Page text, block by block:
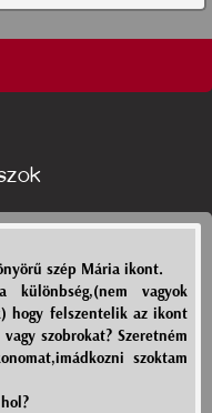
szép Mária ikont.
különbség,(nem vagyok
hogy felszentelik az ikont
szobrokat? Szeretném
szoktam